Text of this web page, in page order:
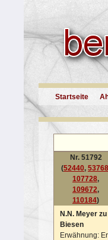
Startseite
Nr. 51792
(52440, 53768
107728,
109672,
110184)
N.N. Meyer zu
Biesen
Erwähnung: Er